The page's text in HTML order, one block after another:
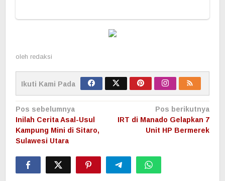
oleh redaksi
Ikuti Kami Pada
Navigasi
pos
Pos sebelumnya
Inilah Cerita Asal-Usul
Kampung Mini di Sitaro,
Sulawesi Utara
Pos berikutnya
IRT di Manado Gelapkan 7
Unit HP Bermerek